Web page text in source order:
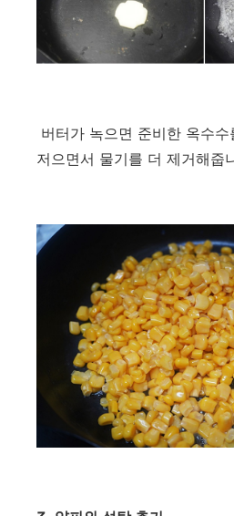
버터가 녹으면 준비한 옥수
저으면서 물기를 더 제거해줍